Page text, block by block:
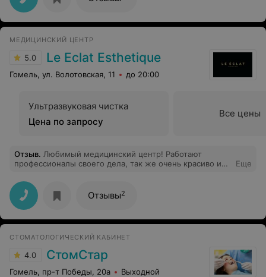
МЕДИЦИНСКИЙ ЦЕНТР
5.0 Le Eclat Esthetique
Гомель, ул. Волотовская, 11 до 20:00
Ультразвуковая чистка
Цена по запросу
Все цены
Отзыв. Любимый медицинский центр! Работают
профессионалы своего дела, так же очень красиво и
косметологов Ирэны и Карины.
Еще
Отзывы2
СТОМАТОЛОГИЧЕСКИЙ КАБИНЕТ
4.0 СтомСтар
Гомель, пр-т Победы, 20а Выходной